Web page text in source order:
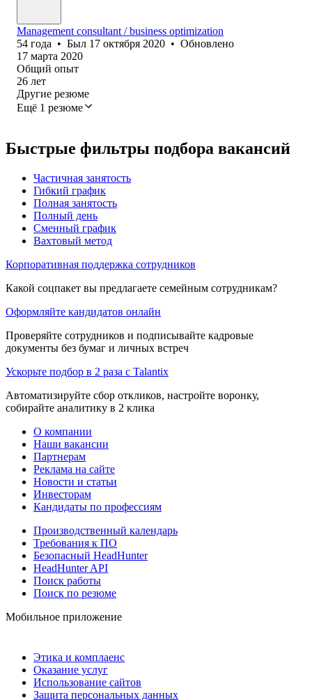
Management consultant / business optimization
54 года • Был 17 октября 2020 • Обновлено
17 марта 2020
Общий опыт
26 лет
Другие резюме
Ещё 1 резюме
Быстрые фильтры подбора вакансий
Частичная занятость
Гибкий график
Полная занятость
Полный день
Сменный график
Вахтовый метод
Корпоративная поддержка сотрудников
Какой соцпакет вы предлагаете семейным сотрудникам?
Оформляйте кандидатов онлайн
Проверяйте сотрудников и подписывайте кадровые
документы без бумаг и личных встреч
Ускорьте подбор в 2 раза с Talantix
Автоматизируйте сбор откликов, настройте воронку,
собирайте аналитику в 2 клика
О компании
Наши вакансии
Партнерам
Реклама на сайте
Новости и статьи
Инвесторам
Кандидаты по профессиям
Производственный календарь
Требования к ПО
Безопасный HeadHunter
HeadHunter API
Поиск работы
Поиск по резюме
Мобильное приложение
Этика и комплаенс
Оказание услуг
Использование сайтов
Защита персональных данных